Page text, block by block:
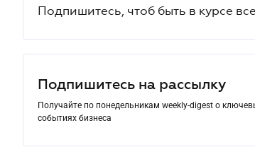
Подпишитесь, чтоб быть в курсе
Подпишитесь на рассылку
Получайте по понедельникам weekly-digest о
событиях бизнеса